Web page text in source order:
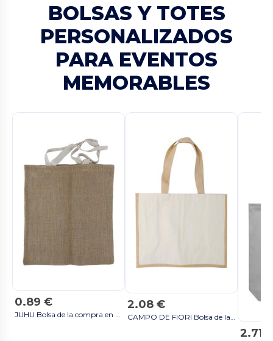
BOLSAS Y TOTES
PERSONALIZADOS
PARA EVENTOS
MEMORABLES
0.89 € 2.08 €
2.71